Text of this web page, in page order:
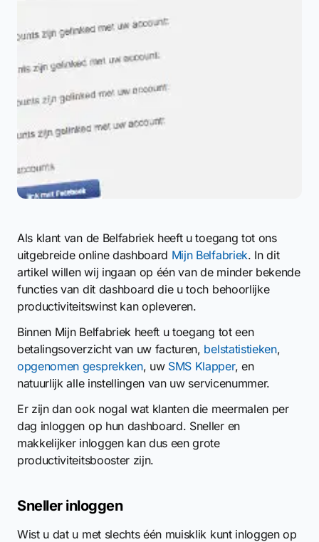
Als klant van de Belfabriek heeft u toegang tot ons
uitgebreide online dashboard Mijn Belfabriek. In dit
artikel willen wij ingaan op één van de minder bekende
functies van dit dashboard die u toch behoorlijke
productiviteitswinst kan opleveren.
Binnen Mijn Belfabriek heeft u toegang tot een
betalingsoverzicht van uw facturen, belstatistieken,
opgenomen gesprekken, uw SMS Klapper, en
natuurlijk alle instellingen van uw servicenummer.
Er zijn dan ook nogal wat klanten die meermalen per
dag inloggen op hun dashboard. Sneller en
makkelijker inloggen kan dus een grote
productiviteitsbooster zijn.
Sneller inloggen
Wist u dat u met slechts één muisklik kunt inloggen op